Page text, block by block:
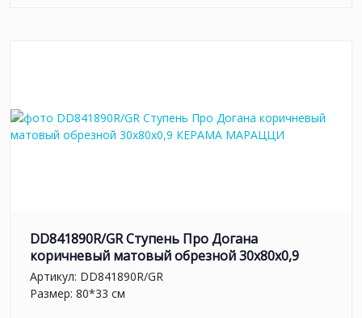
DD841890R/GR Ступень Про Догана
коричневый матовый обрезной 30x80x0,9
Артикул: DD841890R/GR
Размер: 80*33 см